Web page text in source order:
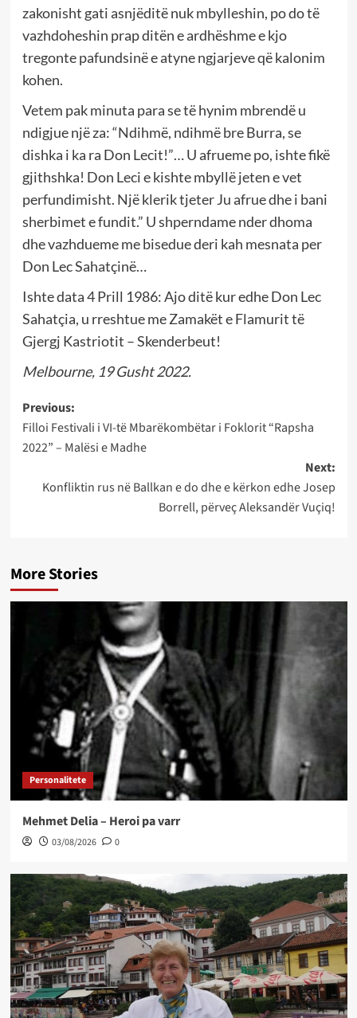
zakonisht gati asnjëditë nuk mbylleshin, po do të
vazhdoheshin prap ditën e ardhëshme e kjo
tregonte pafundsinë e atyne ngjarjeve që kalonim
kohen.
Vetem pak minuta para se të hynim mbrendë u
ndigjue një za: “Ndihmë, ndihmë bre Burra, se
dishka i ka ra Don Lecit!”… U afrueme po, ishte fikë
gjithshka! Don Leci e kishte mbyllë jeten e vet
perfundimisht. Një klerik tjeter Ju afrue dhe i bani
sherbimet e fundit.” U shperndame nder dhoma
dhe vazhdueme me bisedue deri kah mesnata per
Don Lec Sahatçinë…
Ishte data 4 Prill 1986: Ajo ditë kur edhe Don Lec
Sahatçia, u rreshtue me Zamakët e Flamurit të
Gjergj Kastriotit – Skenderbeut!
Melbourne, 19 Gusht 2022.
Post
navigation
Previous:
Filloi Festivali i VI-të Mbarëkombëtar i Foklorit “Rapsha
2022” – Malësi e Madhe
Next:
Konfliktin rus në Ballkan e do dhe e kërkon edhe Josep
Borrell, përveç Aleksandër Vuçiq!
More Stories
Personalitete
Mehmet Delia – Heroi pa varr
03/08/2026 0